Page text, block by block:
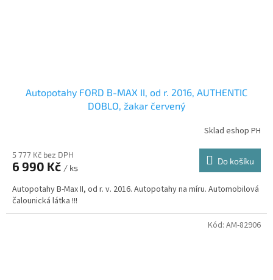
Autopotahy FORD B-MAX II, od r. 2016, AUTHENTIC
DOBLO, žakar červený
Sklad eshop PH
5 777 Kč bez DPH
6 990 Kč / ks
Do košíku
Autopotahy B-Max II, od r. v. 2016. Autopotahy na míru. Automobilová
čalounická látka !!!
Kód: AM-82906